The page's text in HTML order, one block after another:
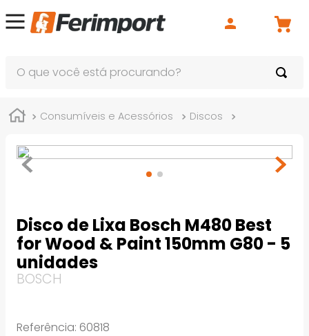
Consumíveis e Acessórios Discos
Disco de Lixa Bosch M480 Best
for Wood & Paint 150mm G80 - 5
unidades
BOSCH
Referência: 60818